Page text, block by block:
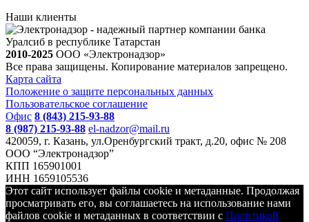
Наши клиенты
2010-2025 ООО «Электронадзор»
Все права защищены. Копирование материалов запрещено.
Карта сайта
Положение о защите персональных данных
Пользовательское соглашение
Офис 8 (843) 215-93-88
8 (987) 215-93-88 el-nadzor@mail.ru
420059, г. Казань, ул.Оренбургский тракт, д.20, офис № 208
ООО “Электронадзор”
КПП 165901001
ИНН 1659105536
Этот сайт использует файлы cookie и метаданные. Продолжая
просматривать его, вы соглашаетесь на использование нами
файлов cookie и метаданных в соответствии с Политикой